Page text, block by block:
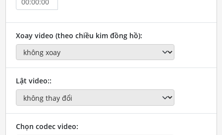
Xoay video (theo chiều kim đồng hồ):
Lật video::
Chọn codec video: